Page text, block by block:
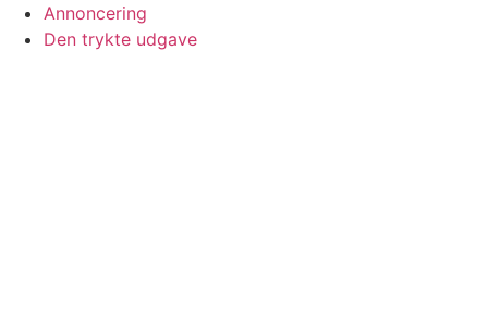
Annoncering
Den trykte udgave